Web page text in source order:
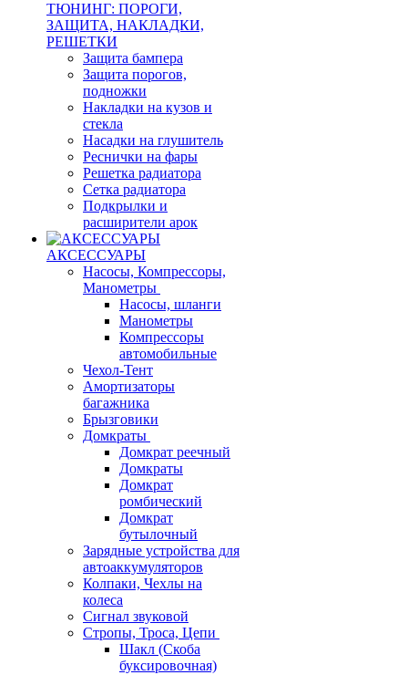
ТЮНИНГ: ПОРОГИ,
ЗАЩИТА, НАКЛАДКИ,
РЕШЕТКИ
Защита бампера
Защита порогов,
подножки
Накладки на кузов и
стекла
Насадки на глушитель
Реснички на фары
Решетка радиатора
Сетка радиатора
Подкрылки и
расширители арок
АКСЕССУАРЫ
Насосы, Компрессоры,
Манометры
Насосы, шланги
Манометры
Компрессоры
автомобильные
Чехол-Тент
Амортизаторы
багажника
Брызговики
Домкраты
Домкрат реечный
Домкраты
Домкрат
ромбический
Домкрат
бутылочный
Зарядные устройства для
автоаккумуляторов
Колпаки, Чехлы на
колеса
Сигнал звуковой
Стропы, Троса, Цепи
Шакл (Скоба
буксировочная)